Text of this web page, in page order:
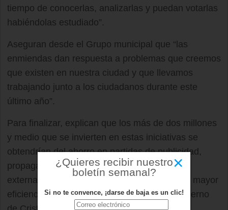
tiempo de conocerlas, analizarlas y puedan votarlas
habiéndolas estudiado”.
Aseguran desde el Grupo municipal que “las
enmiendas dan respuesta a problemas que creemos
que existen en nuestra ciudad y que llevamos
trabajando junto a los ciudadanos durante este
último año”.
Para finalizar, explican que los más de dos millones
y medio que se invierten en estas iniciativas se
obtendrían del ahorro en partidas de publicidad,
propaganda, gastos de representación,
externalización de servicios municipales, una mayor
eficiencia en la gestión, y no financiar al Gobierno
×
¿Quieres recibir nuestro
boletín semanal?
Si no te convence, ¡darse de baja es un clic!